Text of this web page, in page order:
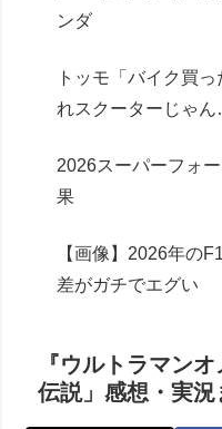
ンダ
トッモ「バイク買
れスクーターじゃん
2026スーパーフォ
果
【画像】2026年の
差がガチでエグい
『ウルトラマン
伝説」感想・実況